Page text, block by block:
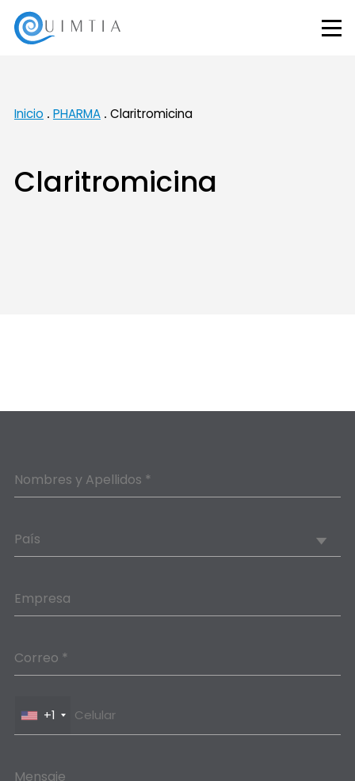
Inicio PHARMA Claritromicina
Claritromicina
Nombres y Apellidos *
País
Empresa
Correo *
+1
Mensaje